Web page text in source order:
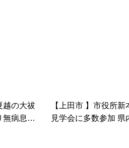
越の大祓
無病息災
【上田市 】市役所
見学会に多数参加 県